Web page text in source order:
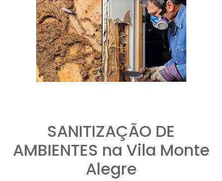
SANITIZAÇÃO DE
AMBIENTES na Vila Monte
Alegre